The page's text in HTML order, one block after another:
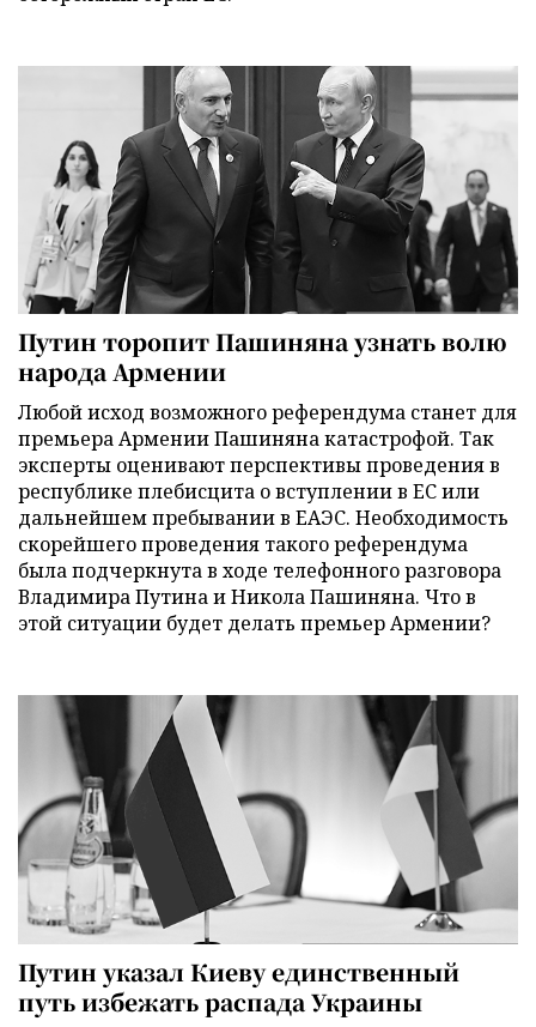
Путин торопит Пашиняна узнать волю
народа Армении
Любой исход возможного референдума станет для
премьера Армении Пашиняна катастрофой. Так
эксперты оценивают перспективы проведения в
республике плебисцита о вступлении в ЕС или
дальнейшем пребывании в ЕАЭС. Необходимость
скорейшего проведения такого референдума
была подчеркнута в ходе телефонного разговора
Владимира Путина и Никола Пашиняна. Что в
этой ситуации будет делать премьер Армении?
Путин указал Киеву единственный
путь избежать распада Украины